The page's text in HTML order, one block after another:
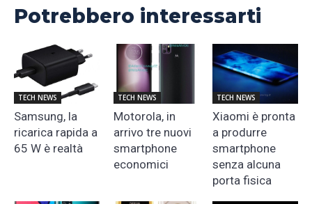
Potrebbero interessarti
TECH NEWS
Samsung, la
ricarica rapida a
65 W è realtà
TECH NEWS
Motorola, in
arrivo tre nuovi
smartphone
economici
TECH NEWS
Xiaomi è pronta
a produrre
smartphone
senza alcuna
porta fisica